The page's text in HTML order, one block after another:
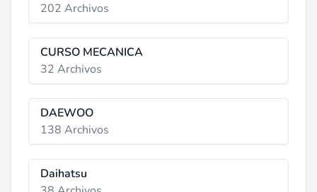
202 Archivos
CURSO MECANICA
32 Archivos
DAEWOO
138 Archivos
Daihatsu